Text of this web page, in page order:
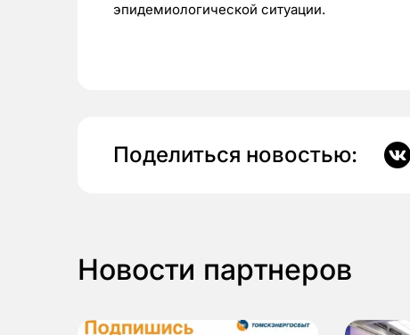
эпидемиологической ситуации.
Поделиться новостью:
Новости партнеров